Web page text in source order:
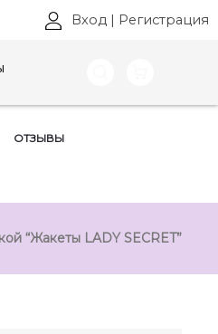
Вход | Регистрация
ОТЗЫВЫ
“Жакеты LADY SECRET”